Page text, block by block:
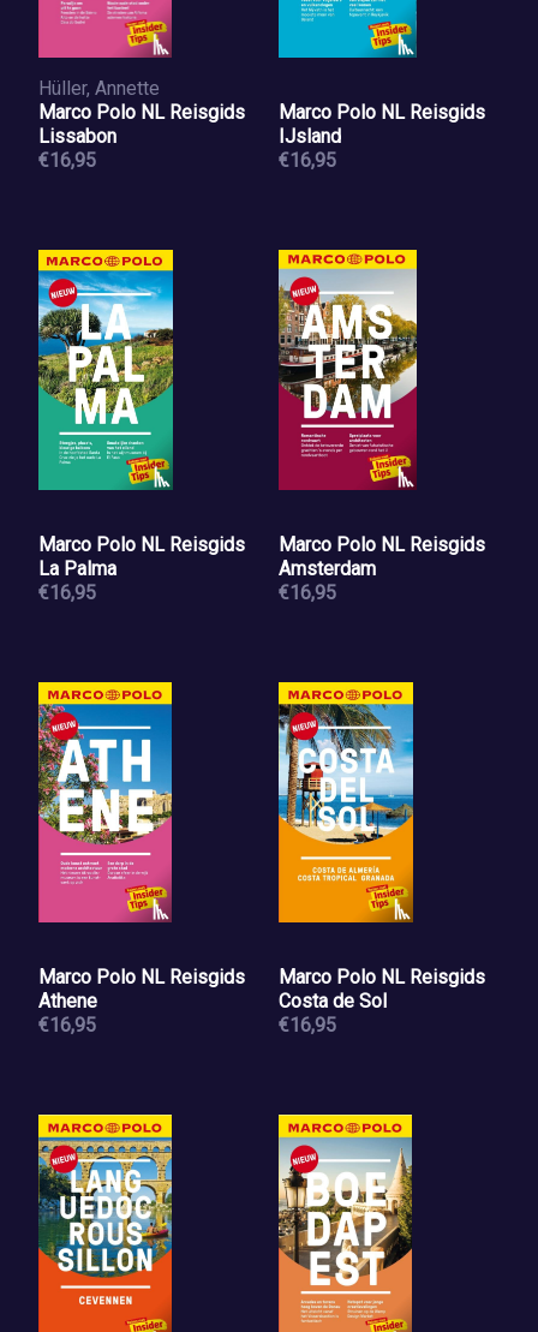
Hüller, Annette
Marco Polo NL Reisgids
Lissabon
€16,95
Marco Polo NL Reisgids
IJsland
€16,95
Marco Polo NL Reisgids
La Palma
€16,95
Marco Polo NL Reisgids
Amsterdam
€16,95
Marco Polo NL Reisgids
Athene
€16,95
Marco Polo NL Reisgids
Costa de Sol
€16,95